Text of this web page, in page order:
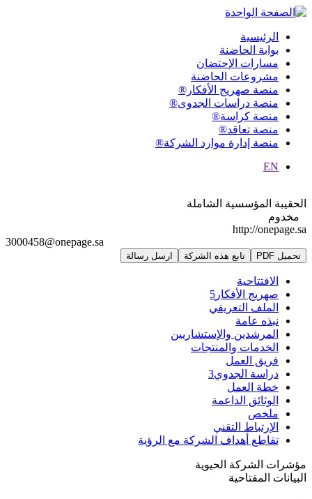
الرئيسية
بوابة الحاضنة
مسارات الإحتضان
مشروعات الحاضنة
منصة صهريج الأفكار®
منصة دراسات الجدوى®
منصة كراسة®
منصة تعاقد®
منصة إدارة موارد الشركة®
EN
الحقيبة المؤسسية الشاملة
مخدوم
http://onepage.sa
3000458@onepage.sa
تحميل PDF تابع هذه الشركة ارسل رسالة
الافتتاحية
صهريج الأفكار 5
الملف التعريفي
نبذه عامة
المرشدين والإستشاريين
الخدمات والمنتجات
فريق العمل
دراسة الجدوي3
خطة العمل
الوثائق الداعمة
ملخص
الإرتباط التقني
تقاطع أهداف الشركة مع الرؤية
مؤشرات الشركة الحيوية
البيانات المفتاحية